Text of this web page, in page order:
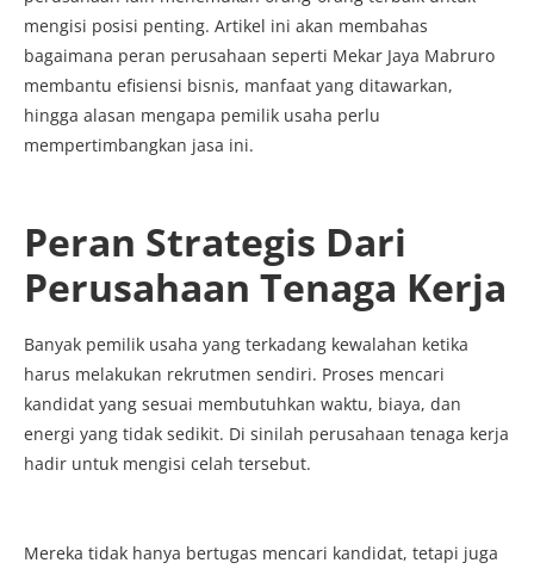
mengisi posisi penting. Artikel ini akan membahas
bagaimana peran perusahaan seperti Mekar Jaya Mabruro
membantu efisiensi bisnis, manfaat yang ditawarkan,
hingga alasan mengapa pemilik usaha perlu
mempertimbangkan jasa ini.
Peran Strategis Dari
Perusahaan Tenaga Kerja
Banyak pemilik usaha yang terkadang kewalahan ketika
harus melakukan rekrutmen sendiri. Proses mencari
kandidat yang sesuai membutuhkan waktu, biaya, dan
energi yang tidak sedikit. Di sinilah perusahaan tenaga kerja
hadir untuk mengisi celah tersebut.
Mereka tidak hanya bertugas mencari kandidat, tetapi juga